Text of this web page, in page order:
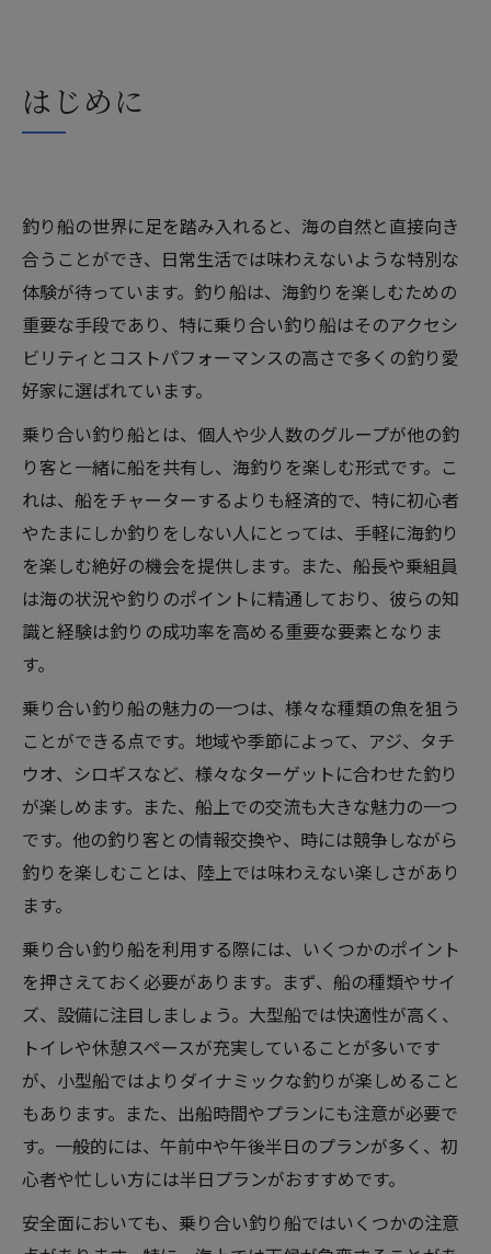
はじめに
釣り船の世界に足を踏み入れると、海の自然と直接向き
合うことができ、日常生活では味わえないような特別な
体験が待っています。釣り船は、海釣りを楽しむための
重要な手段であり、特に乗り合い釣り船はそのアクセシ
ビリティとコストパフォーマンスの高さで多くの釣り愛
好家に選ばれています。
乗り合い釣り船とは、個人や少人数のグループが他の釣
り客と一緒に船を共有し、海釣りを楽しむ形式です。こ
れは、船をチャーターするよりも経済的で、特に初心者
やたまにしか釣りをしない人にとっては、手軽に海釣り
を楽しむ絶好の機会を提供します。また、船長や乗組員
は海の状況や釣りのポイントに精通しており、彼らの知
識と経験は釣りの成功率を高める重要な要素となりま
す。
乗り合い釣り船の魅力の一つは、様々な種類の魚を狙う
ことができる点です。地域や季節によって、アジ、タチ
ウオ、シロギスなど、様々なターゲットに合わせた釣り
が楽しめます。また、船上での交流も大きな魅力の一つ
です。他の釣り客との情報交換や、時には競争しながら
釣りを楽しむことは、陸上では味わえない楽しさがあり
ます。
乗り合い釣り船を利用する際には、いくつかのポイント
を押さえておく必要があります。まず、船の種類やサイ
ズ、設備に注目しましょう。大型船では快適性が高く、
トイレや休憩スペースが充実していることが多いです
が、小型船ではよりダイナミックな釣りが楽しめること
もあります。また、出船時間やプランにも注意が必要で
す。一般的には、午前中や午後半日のプランが多く、初
心者や忙しい方には半日プランがおすすめです。
安全面においても、乗り合い釣り船ではいくつかの注意